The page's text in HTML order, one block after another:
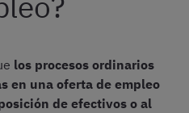
los procesos ordinarios
en una oferta de empleo
de efectivos o al